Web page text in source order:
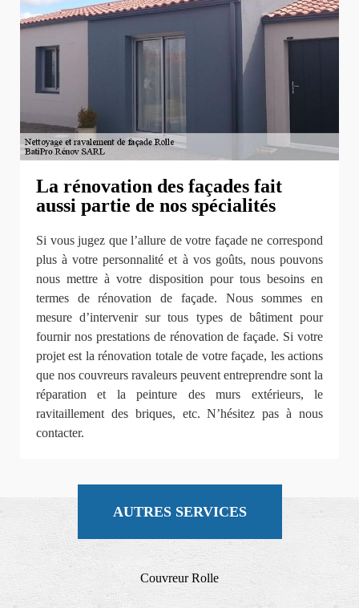
La rénovation des façades fait
aussi partie de nos spécialités
Si vous jugez que l’allure de votre façade ne correspond
plus à votre personnalité et à vos goûts, nous pouvons
nous mettre à votre disposition pour tous besoins en
termes de rénovation de façade. Nous sommes en
mesure d’intervenir sur tous types de bâtiment pour
fournir nos prestations de rénovation de façade. Si votre
projet est la rénovation totale de votre façade, les actions
que nos couvreurs ravaleurs peuvent entreprendre sont la
réparation et la peinture des murs extérieurs, le
ravitaillement des briques, etc. N’hésitez pas à nous
contacter.
AUTRES SERVICES
Couvreur Rolle